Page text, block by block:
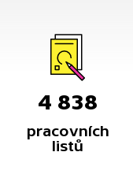
4 838
pracovních
listů